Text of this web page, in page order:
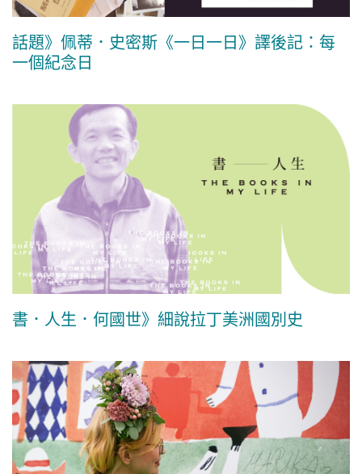
話題》佩蒂．史密斯《一日一日》譯後記：每
一個紀念日
書．人生．何國世》細說拉丁美洲國別史